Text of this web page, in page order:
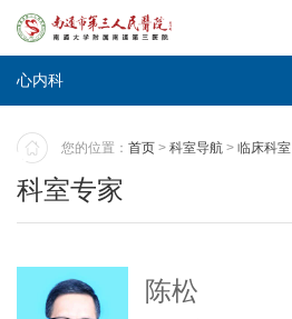
心内科
您的位置： 首页 > 科室导航 > 临床科室
科室专家
陈松